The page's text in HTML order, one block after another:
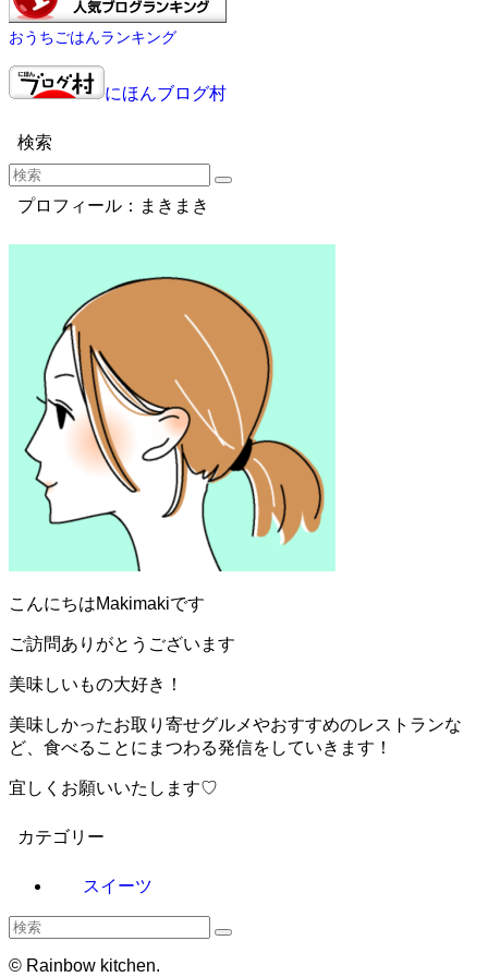
おうちごはんランキング
にほんブログ村
検索
プロフィール：まきまき
こんにちはMakimakiです
ご訪問ありがとうございます
美味しいもの大好き！
美味しかったお取り寄せグルメやおすすめのレストランな
ど、食べることにまつわる発信をしていきます！
宜しくお願いいたします♡
カテゴリー
スイーツ
© Rainbow kitchen.